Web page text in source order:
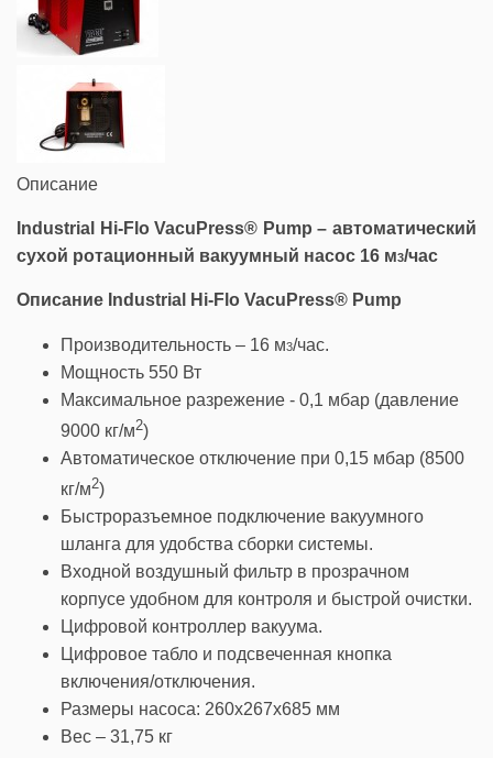
Описание
Industrial Hi-Flo VacuPress® Pump – автоматический
сухой ротационный вакуумный насос 16 м3/час
Описание Industrial Hi-Flo VacuPress® Pump
Производительность – 16 м3/час.
Мощность 550 Вт
Максимальное разрежение - 0,1 мбар (давление
9000 кг/м2)
Автоматическое отключение при 0,15 мбар (8500
кг/м2)
Быстроразъемное подключение вакуумного
шланга для удобства сборки системы.
Входной воздушный фильтр в прозрачном
корпусе удобном для контроля и быстрой очистки.
Цифровой контроллер вакуума.
Цифровое табло и подсвеченная кнопка
включения/отключения.
Размеры насоса: 260x267х685 мм
Вес – 31,75 кг